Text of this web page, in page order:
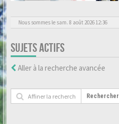
Nous sommes le sam. 8 août 2026 12:36
SUJETS ACTIFS
Aller à la recherche avancée
Rechercher